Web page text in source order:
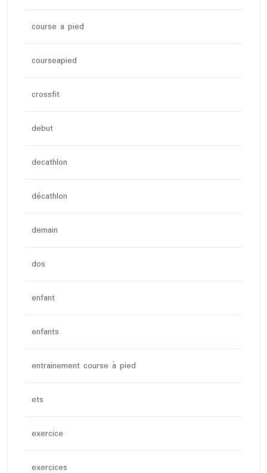
course a pied
courseapied
crossfit
debut
decathlon
décathlon
demain
dos
enfant
enfants
entrainement course à pied
ets
exercice
exercices